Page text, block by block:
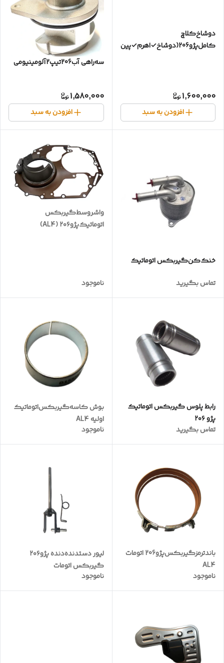
دوشاخ‌کلاچ
کامل‌پژو206(دوشاخ✓اهرم✓پین✓بوش✓)تیپ۲
1,600,000
افزودن به سبد
سه‌راهی آب206تیپ2آلومینیومی
1,580,000
افزودن به سبد
خنک‌کن‌گیربکس‌ اتوماتیک
تماس بگیرید
واشروسط‌گیربکس
اتوماتیک‌پژو۲۰۶ (AL4)
ناموجود
رابط پلوس گیربکس اتوماتیک
پژو ۲۰۶
تماس بگیرید
بوش کاسه‌گیربکس‌اتوماتیک‌
اولیه AL4
ناموجود
باندترمز‌گیربکس‌پژو206 اتومات
AL4
ناموجود
لیور دستدنده‌دنده پژو۲۰۶
گیربکس اتومات
ناموجود